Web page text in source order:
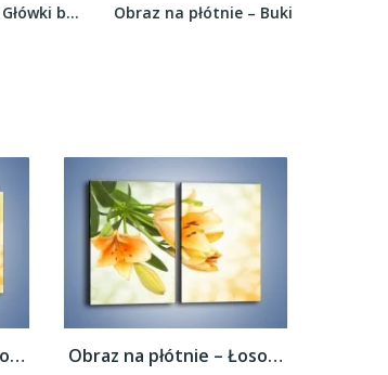
Obraz na płótnie – Główki białych storczyków –... Obraz na płótnie – Bukiet pełen soczystych...
Obraz na płótnie – Łososiowe pachnące... Obraz na płótnie – Łososiowe pachnące...